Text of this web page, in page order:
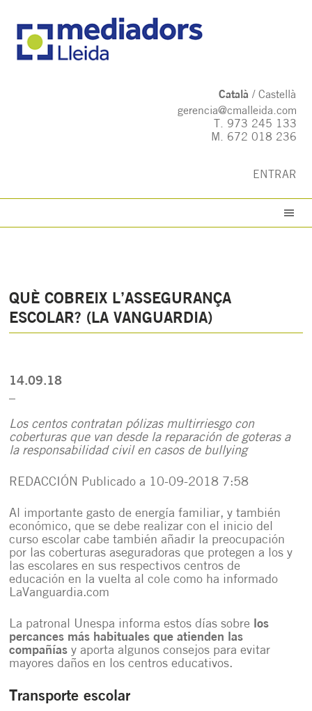
Català
Castellà
gerencia@cmalleida.com
T. 973 245 133
M. 672 018 236
ENTRAR
QUÈ COBREIX L’ASSEGURANÇA
ESCOLAR? (LA VANGUARDIA)
14.09.18
Los centos contratan pólizas multirriesgo con
coberturas que van desde la reparación de goteras a
la responsabilidad civil en casos de bullying
REDACCIÓN Publicado a 10-09-2018 7:58
Al importante gasto de energía familiar, y también
económico, que se debe realizar con el inicio del
curso escolar cabe también añadir la preocupación
por las coberturas aseguradoras que protegen a los y
las escolares en sus respectivos centros de
educación en la vuelta al cole como ha informado
LaVanguardia.com
La patronal Unespa informa estos días sobre los
percances más habituales que atienden las
compañías y aporta algunos consejos para evitar
mayores daños en los centros educativos.
Transporte escolar